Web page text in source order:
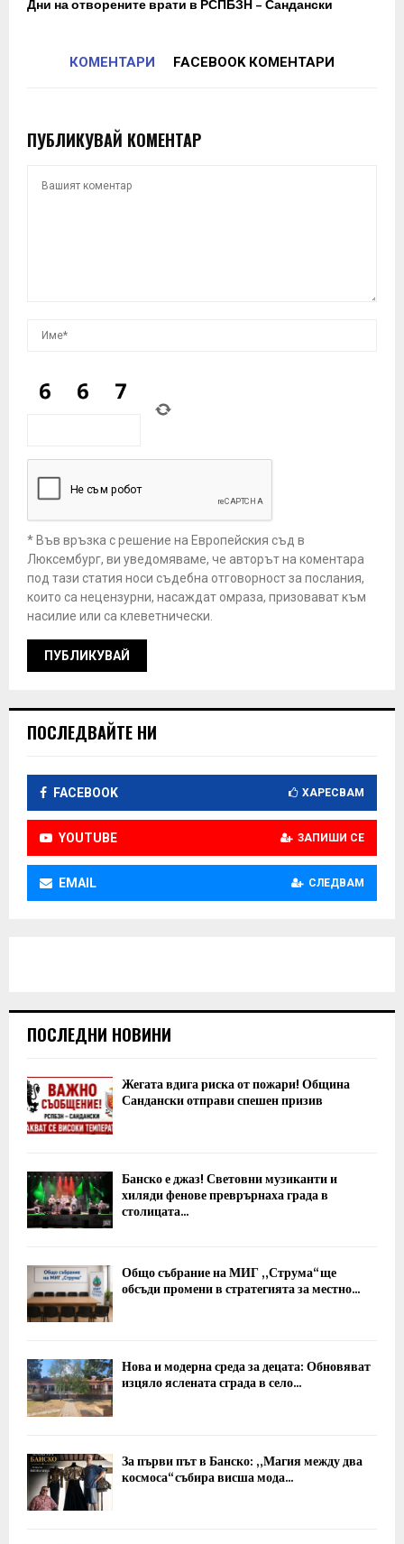
Дни на отворените врати в РСПБЗН – Сандански
КОМЕНТАРИ FACEBOOK КОМЕНТАРИ
ПУБЛИКУВАЙ КОМЕНТАР
* Във връзка с решение на Европейския съд в
Люксембург, ви уведомяваме, че авторът на коментара
под тази статия носи съдебна отговорност за послания,
които са нецензурни, насаждат омраза, призовават към
насилие или са клеветнически.
ПОСЛЕДВАЙТЕ НИ
FACEBOOK ХАРЕСВАМ
YOUTUBE ЗАПИШИ СЕ
EMAIL СЛЕДВАМ
ПОСЛЕДНИ НОВИНИ
Жегата вдига риска от пожари! Община
Сандански отправи спешен призив
Банско е джаз! Световни музиканти и
хиляди фенове преврърнаха града в
столицата...
Общо събрание на МИГ „Струма“ ще
обсъди промени в стратегията за местно...
Нова и модерна среда за децата: Обновяват
изцяло яслената сграда в село...
За първи път в Банско: „Магия между два
космоса“ събира висша мода...